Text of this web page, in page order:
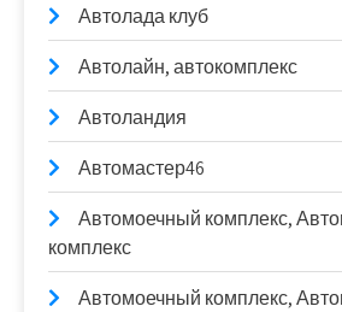
Автолада клуб
Автолайн, автокомплекс
Автоландия
Автомастер46
Автомоечный комплекс,
комплекс
Автомоечный комплекс,